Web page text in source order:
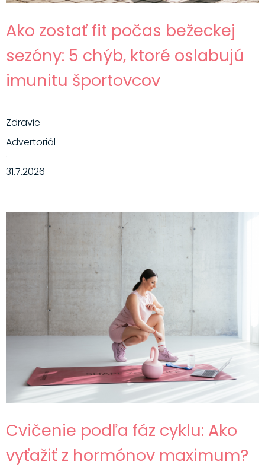
Ako zostať fit počas bežeckej
sezóny: 5 chýb, ktoré oslabujú
imunitu športovcov
Zdravie
Advertoriál
·
31.7.2026
Cvičenie podľa fáz cyklu: Ako
vyťažiť z hormónov maximum?